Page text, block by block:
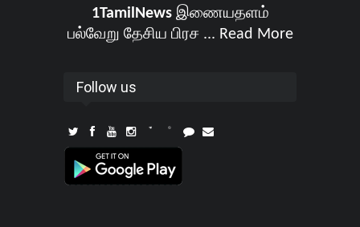
1TamilNewsஇணையதளம்
பல்வேறு தேசிய பிரச ... Read More
Follow us